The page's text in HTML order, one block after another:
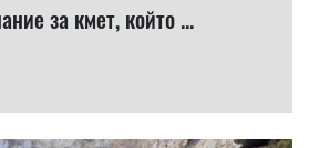
за кмет, който ...